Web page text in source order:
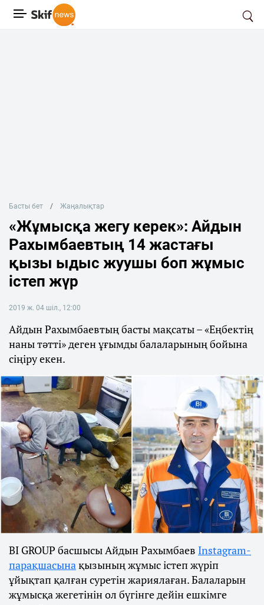
Басты бет Жаңалықтар
«Жұмысқа жегу керек»: Айдын
Рахымбаевтың 14 жастағы
қызы ыдыс жуушы боп жұмыс
істеп жүр
2019 ж. 04 шіл., 12:00
Айдын Рахымбаевтың басты мақсаты – «Еңбектің
наны тәтті» деген ұғымды балаларының бойына
сіңіру екен.
BI GROUP басшысы Айдын Рахымбаев Instagram-
парақшасына қызының жұмыс істеп жүріп
ұйықтап қалған суретін жариялаған. Балаларын
жұмысқа жегетінін ол бүгінге дейін ешкімге